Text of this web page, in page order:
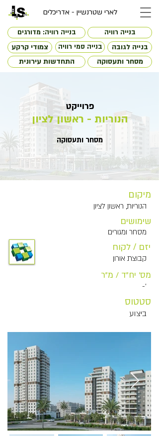
בנייה רוויה: מדורגים בנייה רוויה
צמודי קרקע בנייה סמי רוויה
בנייה לגובה
התחדשות עירונית
מסחר ותעסוקה
הנוריות - ראשון לציון
פרוייקט
מסחר ותעסוקה
מיקום
הנוריות, ראשון לציון
מסחר ומגורים
שימושים
קבוצת אורון
יזם / לקוח
'-
מס' יח"ד / מ"ר
ביצוע
סטטוס